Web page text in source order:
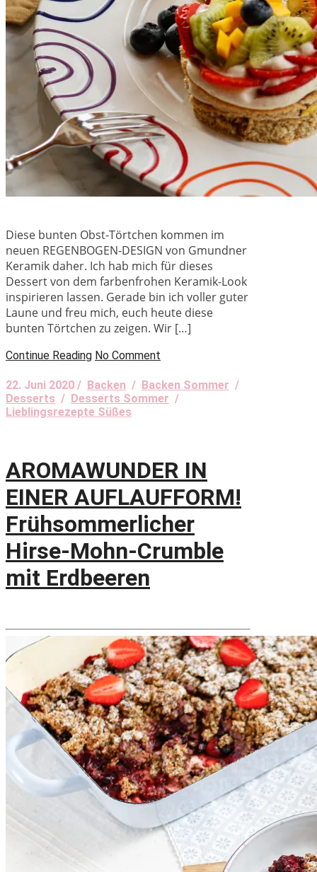
Diese bunten Obst-Törtchen kommen im
neuen REGENBOGEN-DESIGN von Gmundner
Keramik daher. Ich hab mich für dieses
Dessert von dem farbenfrohen Keramik-Look
inspirieren lassen. Gerade bin ich voller guter
Laune und freu mich, euch heute diese
bunten Törtchen zu zeigen. Wir […]
Continue Reading No Comment
22. Juni 2020 / Backen / Backen Sommer /
Desserts / Desserts Sommer /
Lieblingsrezepte Süßes
AROMAWUNDER IN
EINER AUFLAUFFORM!
Frühsommerlicher
Hirse-Mohn-Crumble
mit Erdbeeren